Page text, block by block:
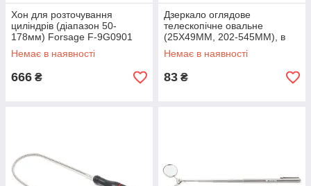
Хон для розточування
циліндрів (діапазон 50-
178мм) Forsage F-9G0901
Немає в наявності
666 ₴
Дзеркало оглядове
телескопічне овальне
(25Х49ММ, 202-545ММ), в
блістері
Немає в наявності
83 ₴